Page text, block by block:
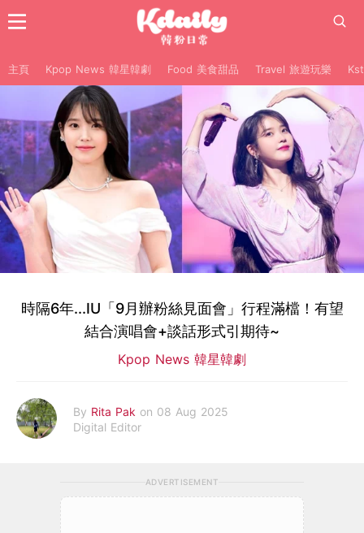
主頁 Kpop News 韓星韓劇 Food 美食甜品 Travel 旅遊玩樂
時隔6年...IU「9月辦粉絲見面會」行程滿檔！有望
結合演唱會+談話形式引期待~
Kpop News 韓星韓劇
By Rita Pak on 08 Aug 2025
Digital Editor
ADVERTISEMENT